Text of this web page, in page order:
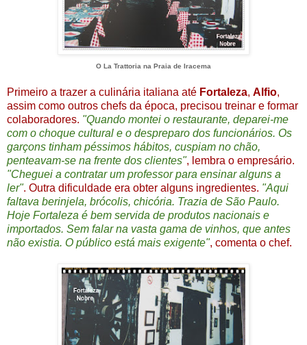
O La Trattoria na Praia de Iracema
Primeiro a trazer a culinária italiana até Fortaleza, Alfio,
assim como outros chefs da época, precisou treinar e formar
colaboradores. "Quando montei o restaurante, deparei-me
com o choque cultural e o despreparo dos funcionários. Os
garçons tinham péssimos hábitos, cuspiam no chão,
penteavam-se na frente dos clientes", lembra o empresário.
"Cheguei a contratar um professor para ensinar alguns a
ler". Outra dificuldade era obter alguns ingredientes. "Aqui
faltava berinjela, brócolis, chicória. Trazia de São Paulo.
Hoje Fortaleza é bem servida de produtos nacionais e
importados. Sem falar na vasta gama de vinhos, que antes
não existia. O público está mais exigente", comenta o chef.